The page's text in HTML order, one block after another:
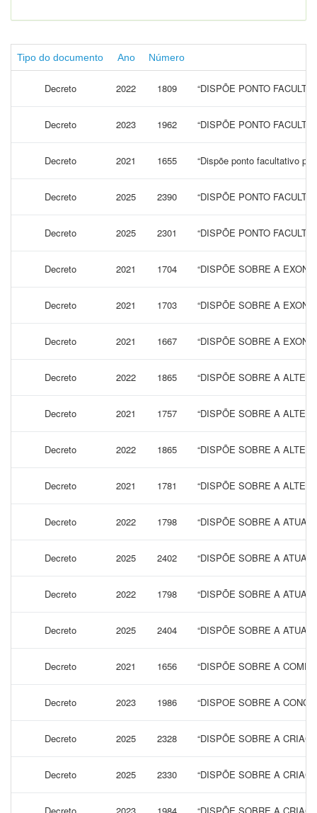
Tipo do documento Ano Número
Decreto 2022 1809 “DISPÕE PONTO
Decreto 2023 1962 “DISPÕE PONTO
Decreto 2021 1655 “Dispõe ponto facultativo
Decreto 2025 2390 “DISPÕE PONTO
Decreto 2025 2301 “DISPÕE PONTO
Decreto 2021 1704 “DISPÕE SOBRE A
Decreto 2021 1703 “DISPÕE SOBRE A
Decreto 2021 1667 “DISPÕE SOBRE A
Decreto 2022 1865 “DISPÕE SOBRE A
Decreto 2021 1757 “DISPÕE SOBRE A
Decreto 2022 1865 “DISPÕE SOBRE A
Decreto 2021 1781 “DISPÕE SOBRE A
Decreto 2022 1798 “DISPÕE SOBRE A
Decreto 2025 2402 “DISPÕE SOBRE A
Decreto 2022 1798 “DISPÕE SOBRE A
Decreto 2025 2404 “DISPÕE SOBRE A
Decreto 2021 1656 “DISPÕE SOBRE A
Decreto 2023 1986 “DISPOE SOBRE A
Decreto 2025 2328 “DISPÕE SOBRE A
Decreto 2025 2330 “DISPÕE SOBRE A